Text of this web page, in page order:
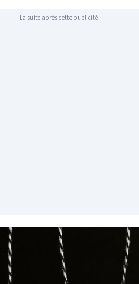
La suite après cette publicité